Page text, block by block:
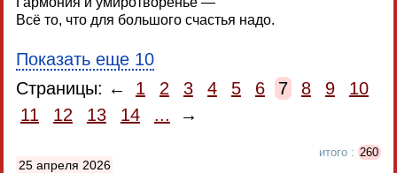
Всё то, что для большого счастья надо.
Показать еще 10
Страницы: ←
1 2 3 4 5 6 7 8 9
10
11
12 13 14 ... →
итого : 260
25 апреля 2026